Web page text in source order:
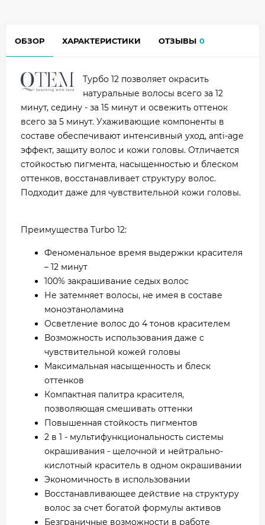
ОБЗОР ХАРАКТЕРИСТИКИ ОТЗЫВЫ 0
Турбо 12 позволяет окрасить
натуральные волосы всего за 12
минут, седину - за 15 минут и освежить оттенок
всего за 5 минут. Ухаживающие компоненты в
составе обеспечивают интенсивный уход, anti-agе
эффект, защиту волос и кожи головы. Отличается
стойкостью пигмента, насыщенностью и блеском
оттенков, восстанавливает структуру волос.
Подходит даже для чувствительной кожи головы.
Преимущества Turbo 12:
Феноменальное время выдержки красителя
– 12 минут
100% закрашивание седых волос
Не затемняет волосы, не имея в составе
моноэтаноламина
Осветление волос до 4 тонов красителем
Возможность использования даже с
чувствительной кожей головы
Максимальная насыщенность и блеск
оттенков
Компактная палитра красителя,
позволяющая смешивать оттенки
Повышенная стойкость пигментов
2 в 1 - мультифункциональность системы
окрашивания - щелочной и нейтрально-
кислотный краситель в одном окрашивании
Экономичность в использовании
Восстанавливающее действие на структуру
волос за счет богатой формулы активов
Безграничные возможности в работе